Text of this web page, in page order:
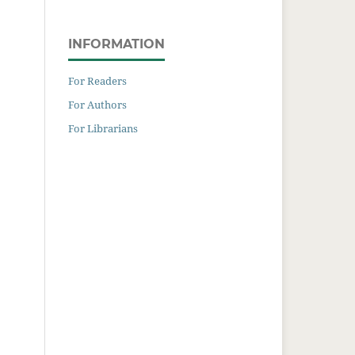
INFORMATION
For Readers
For Authors
For Librarians